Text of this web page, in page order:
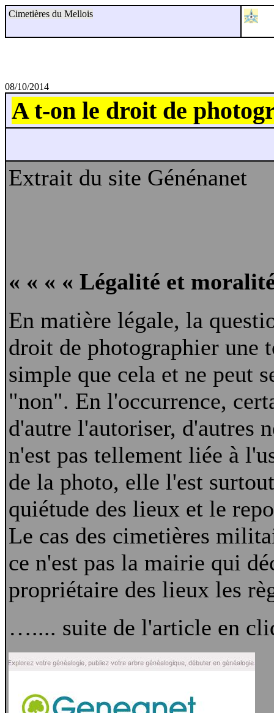
Cimetières du Mellois
08/10/2014
A t-on le droit de
Extrait du site Génénanet
« « « « Légalité et
En matière légale, la
droit de photographier une
simple que cela et ne peut
"non". En l'occurrence,
d'autre l'autoriser, d'autres
n'est pas tellement liée à
de la photo, elle l'est
quiétude des lieux et le
Le cas des cimetières
ce n'est pas la mairie qui
propriétaire des lieux les
….... suite de l'article en